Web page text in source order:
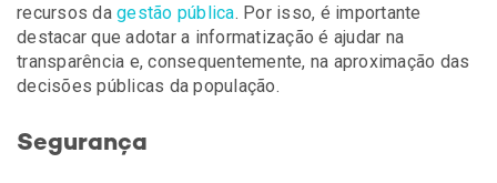
recursos da gestão pública. Por isso, é importante
destacar que adotar a informatização é ajudar na
transparência e, consequentemente, na aproximação das
decisões públicas da população.
Segurança